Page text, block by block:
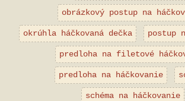
obrázkový postup na
okrúhla háčkovaná dečka postup
predloha na filetové
predloha na háčkovanie
schéma na háčkovanie